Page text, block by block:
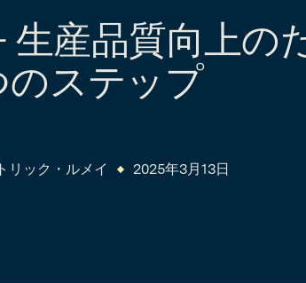
生産品質向上の
のステップ
リック・ルメイ 2025年3月13日